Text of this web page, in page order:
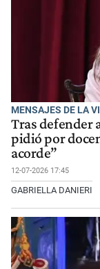
MENSAJES DE LA
Tras defender
pidió por
acorde”
12-07-2026 17:45
GABRIELLA DANIERI